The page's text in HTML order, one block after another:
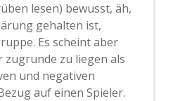
lesen) bewusst, äh,
gehalten ist,
Es scheint aber
zu liegen als
und negativen
auf einen Spieler.